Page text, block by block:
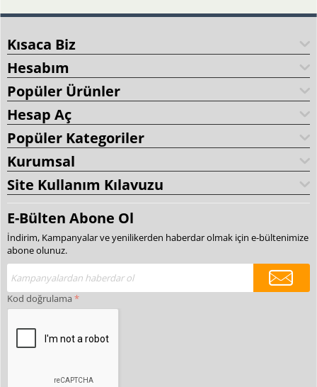
Kısaca Biz
Hesabım
Popüler Ürünler
Hesap Aç
Popüler Kategoriler
Kurumsal
Site Kullanım Kılavuzu
E-Bülten Abone Ol
İndirim, Kampanyalar ve yenilikerden haberdar olmak için e-bültenimize
abone olunuz.
Kod doğrulama